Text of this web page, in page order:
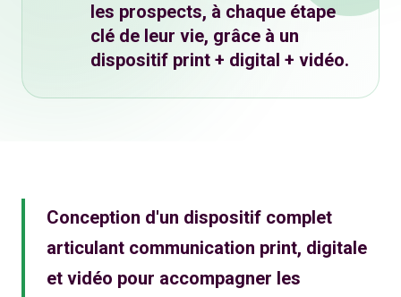
les prospects, à chaque étape
clé de leur vie, grâce à un
dispositif print + digital + vidéo.
Conception d'un dispositif complet
articulant communication print, digitale
et vidéo pour accompagner les